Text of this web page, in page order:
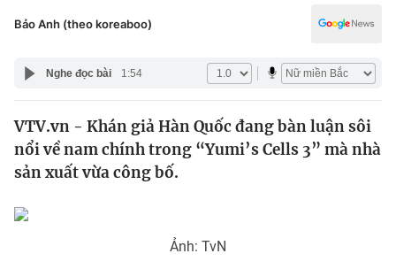
Pháp luật
Y tế
Thế giới
Tin tức
Thế giới đó đây
Kinh tế
Tài chính
Công nghệ
Bảo Anh (theo koreaboo)
Nghe đọc bài 1:54
VTV.vn - Khán giả Hàn Quốc đang bàn luận sôi
nổi về nam chính trong “Yumi’s Cells 3” mà nhà
sản xuất vừa công bố.
Ảnh: TvN